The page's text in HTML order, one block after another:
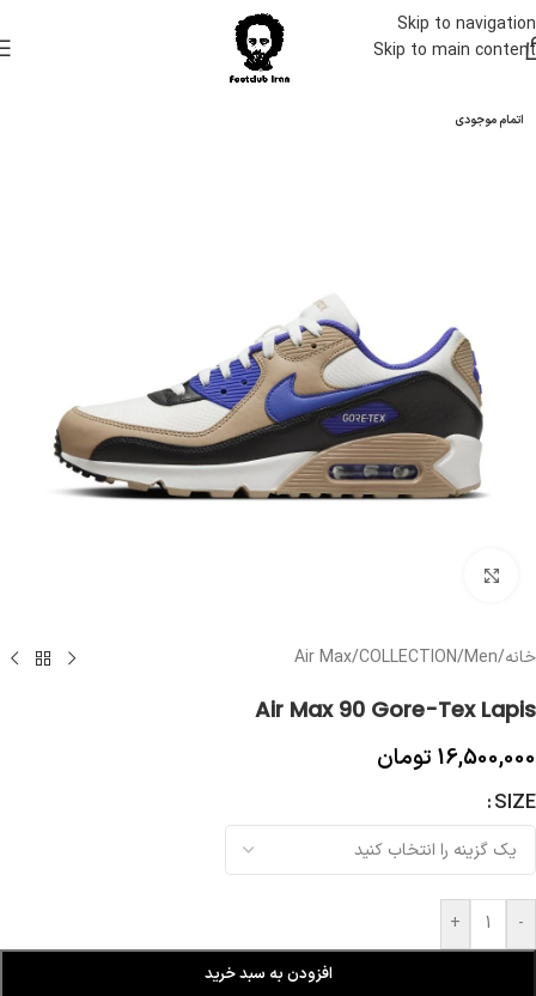
Skip to navigation
Skip to main content
اتمام موجودی
خانه/
Men
/
COLLECTION
/
Air Max
Air Max 90 Gore-Tex Lapis
16,500,000 تومان
SIZE
-
+
افزودن به سبد خرید